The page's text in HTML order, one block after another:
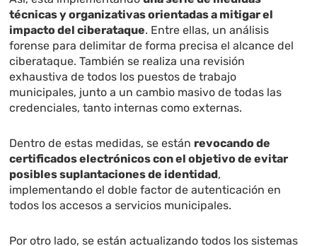
técnicas y organizativas orientadas a mitigar el
impacto del ciberataque. Entre ellas, un análisis
forense para delimitar de forma precisa el alcance del
ciberataque. También se realiza una revisión
exhaustiva de todos los puestos de trabajo
municipales, junto a un cambio masivo de todas las
credenciales, tanto internas como externas.
Dentro de estas medidas, se están revocando de
certificados electrónicos con el objetivo de evitar
posibles suplantaciones de identidad,
implementando el doble factor de autenticación en
todos los accesos a servicios municipales.
Por otro lado, se están actualizando todos los sistemas